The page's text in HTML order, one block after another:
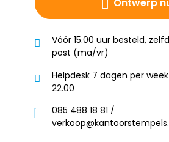
Vóór 15.00 uur besteld,
post (ma/vr)
Helpdesk 7 dagen per
22.00
085 488 18 81 /